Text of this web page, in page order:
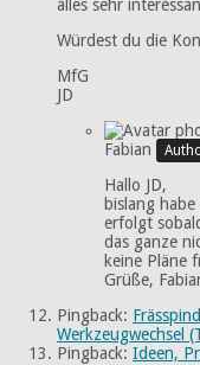
alles sehr
Würdest du die
MfG
JD
Fabian
Hallo JD,
bislang
erfolgt
das ganze
keine Pläne
Grüße,
Pingback:
Werkzeugwechsel
Pingback: Ideen,